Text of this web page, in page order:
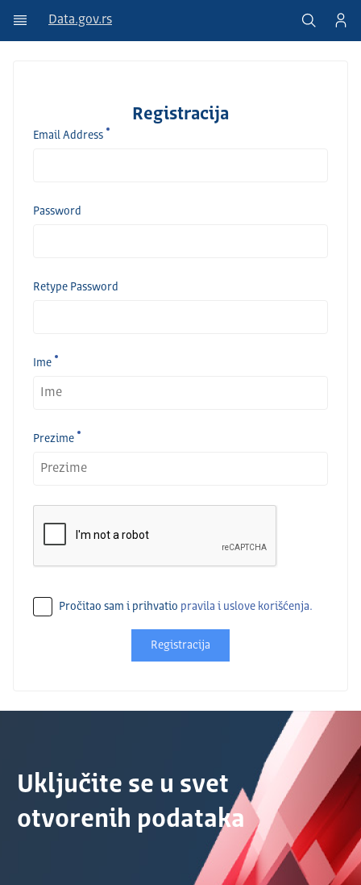
Data.gov.rs
Registracija
Email Address
Password
Retype Password
Ime
Prezime
Pročitao sam i prihvatio pravila i uslove korišćenja.
Registracija
Uključite se u svet
otvorenih podataka